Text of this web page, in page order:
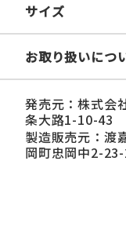
サイズ
お取り扱いにつ
発売元：株式会
条大路1-10-43
製造販売元：渡
岡町忠岡中2-